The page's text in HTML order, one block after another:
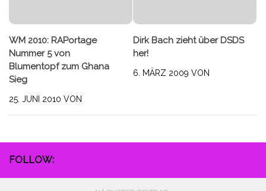
WM 2010: RAPortage
Nummer 5 von
Blumentopf zum Ghana
Sieg
25. JUNI 2010 VON
Dirk Bach zieht über DSDS
her!
6. MÄRZ 2009 VON
FOLLOW: